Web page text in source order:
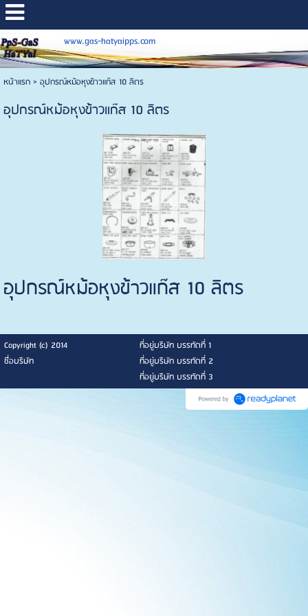
www.gas-hatyaipps.com
หน้าแรก> อุปกรณ์หม้อหุงข้าวแก๊ส 10 ลิตร
อุปกรณ์หม้อหุงข้าวแก๊ส 10 ลิตร
อุปกรณ์หม้อหุงข้าวแก๊ส 10 ลิตร
Copyright (c) 2014
ที่อยู่บริษัท บรรทัดที่ 1
ชื่อบริษัท
ที่อยู่บริษัท บรรทัดที่ 2
ที่อยู่บริษัท บรรทัดที่ 3